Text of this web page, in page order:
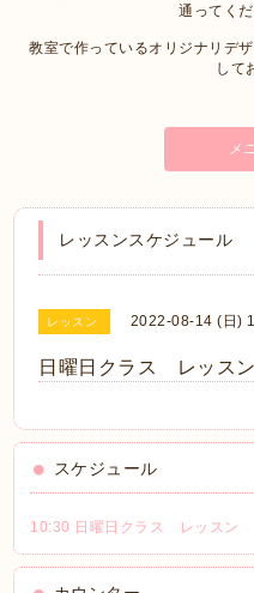
通ってくだ
教室で作っているオリジナリデ
して
メ
レッスンスケジュール
レッスン 2022-08-14 (日)
日曜日クラス レッスン
スケジュール
10:30 日曜日クラス レッスン